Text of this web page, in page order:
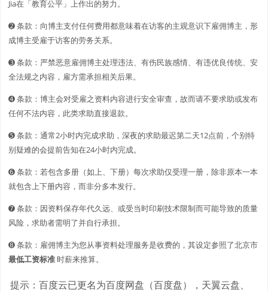
Jia在「教育公平」上作出的努力。
➋️️ 条款：向博主支付任何费用都意味着在访客的主观意识下雇佣博主，形
成博主受雇于访客的劳务关系。
➌ 条款：严禁恶意雇佣博主处理违法、有伤民族感情、有违优良传统、安
全法规之内容，雇方需承担相关后果。
➍ 条款：博主会对受雇之资料内容进行安全审查，故而请不要求助或发布
任何不法内容，此类求助直接退款。
➎ 条款：通常2小时内完成求助，深夜的求助最迟第二天12点前，个别特
别疑难的会提前告知在24小时内完成。
➏ 条款：若包含多册（如上、下册）每次求助仅受理一册，除非原本一本
就包含上下册内容，而非分多本发行。
➐ 条款：因资料保存年代久远、或受当时印刷技术限制而可能导致的质量
风险，求助者需明了并自行承担。
➑ 条款：雇佣博主为您从事资料处理服务是收费的，其设定参照了北京市
最低工资标准时薪来推算。
提示：百度云已更名为百度网盘（百度盘），天翼云盘、